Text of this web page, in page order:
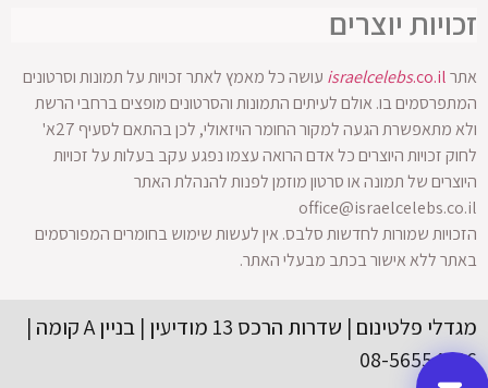
זכויות יוצרים
אתר israelcelebs.co.il
עושה כל מאמץ לאתר זכויות על תמונות וסרטונים
המתפרסמים בו. אולם לעיתים התמונות והסרטונים מופצים ברחבי הרשת
ולא מתאפשרת הגעה למקור החומר הויזאולי, לכן בהתאם לסעיף 27א'
לחוק זכויות היוצרים כל אדם הרואה עצמו נפגע עקב בעלות על זכויות
היוצרים של תמונה או סרטון מוזמן לפנות להנהלת האתר
office@israelcelebs.co.il
הזכויות שמורות לחדשות סלבס. אין לעשות שימוש בחומרים המפורסמים
באתר ללא אישור בכתב מבעלי האתר.
מגדלי פלטינום | שדרות הרכס 13 מודיעין | בניין A קומה |
08-56554416